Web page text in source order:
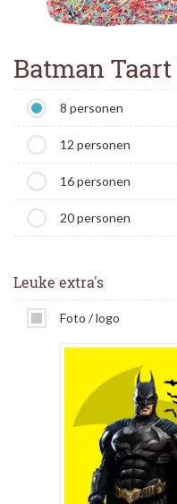
Batman
8 personen
12 personen
16 personen
20 personen
Leuke extra's
Foto / logo